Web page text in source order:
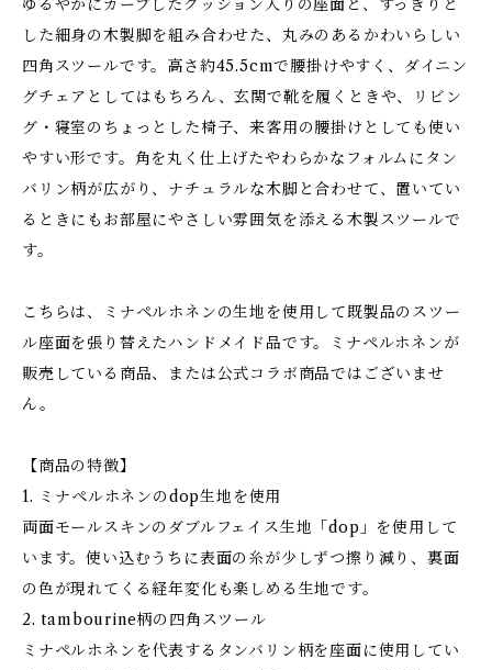
ゆるやかにカーブしたクッション入りの座面と、すっきりと
した細身の木製脚を組み合わせた、丸みのあるかわいらしい
四角スツールです。高さ約45.5cmで腰掛けやすく、ダイニン
グチェアとしてはもちろん、玄関で靴を履くときや、リビン
グ・寝室のちょっとした椅子、来客用の腰掛けとしても使い
やすい形です。角を丸く仕上げたやわらかなフォルムにタン
バリン柄が広がり、ナチュラルな木脚と合わせて、置いてい
るときにもお部屋にやさしい雰囲気を添える木製スツールで
す。
こちらは、ミナペルホネンの生地を使用して既製品のスツー
ル座面を張り替えたハンドメイド品です。ミナペルホネンが
販売している商品、または公式コラボ商品ではございませ
ん。
【商品の特徴】
1. ミナペルホネンのdop生地を使用
両面モールスキンのダブルフェイス生地「dop」を使用して
います。使い込むうちに表面の糸が少しずつ擦り減り、裏面
の色が現れてくる経年変化も楽しめる生地です。
2. tambourine柄の四角スツール
ミナペルホネンを代表するタンバリン柄を座面に使用してい